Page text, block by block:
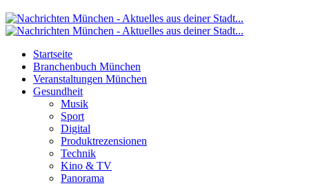
Startseite
Branchenbuch München
Veranstaltungen München
Gesundheit
Musik
Sport
Digital
Produktrezensionen
Technik
Kino & TV
Panorama